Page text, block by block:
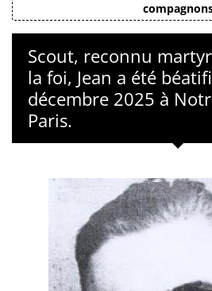
Scout, reconnu
la foi, Jean a été
décembre 2025 à
Paris.